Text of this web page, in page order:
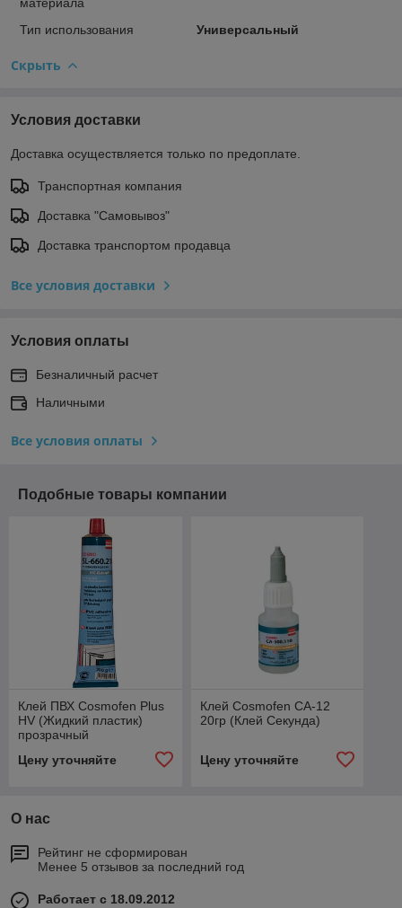
Тип использования
Универсальный
Скрыть
Условия доставки
Доставка осуществляется только по предоплате.
Транспортная компания
Доставка "Самовывоз"
Доставка транспортом продавца
Все условия доставки
Условия оплаты
Безналичный расчет
Наличными
Все условия оплаты
Подобные товары компании
Клей ПВХ Cosmofen Plus
HV (Жидкий пластик)
прозрачный
Цену уточняйте
Клей Cosmоfen CA-12
20гр (Клей Секунда)
Цену уточняйте
О нас
Рейтинг не сформирован
Менее 5 отзывов за последний год
Работает с 18.09.2012